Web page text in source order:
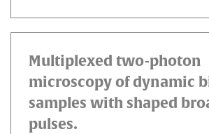
Multiplexed two-photon
microscopy of dynamic
samples with shaped
pulses.